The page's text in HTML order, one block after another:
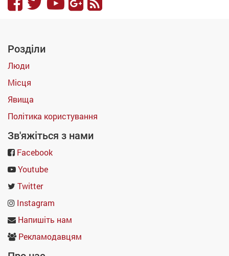
Розділи
Люди
Місця
Явища
Політика користування
Зв'яжіться з нами
Facebook
Youtube
Twitter
Instagram
Напишіть нам
Рекламодавцям